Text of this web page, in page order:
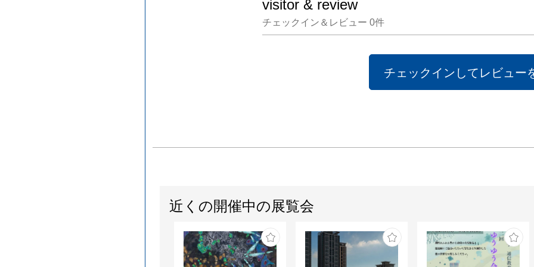
visitor & review
チェックイン＆レビュー 0件
チェックインしてレビュー
近くの開催中の展覧会